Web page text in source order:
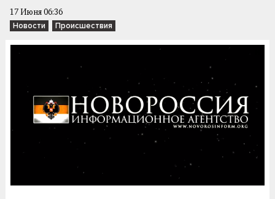
17 Июня 06:36
Новости Происшествия